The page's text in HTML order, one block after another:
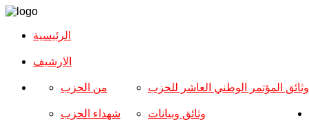
الرئيسية
الارشیف
من الحزب
شهداء الحزب
وثائق المؤتمر الوطني العاشر للحزب
وثائق وبيانات